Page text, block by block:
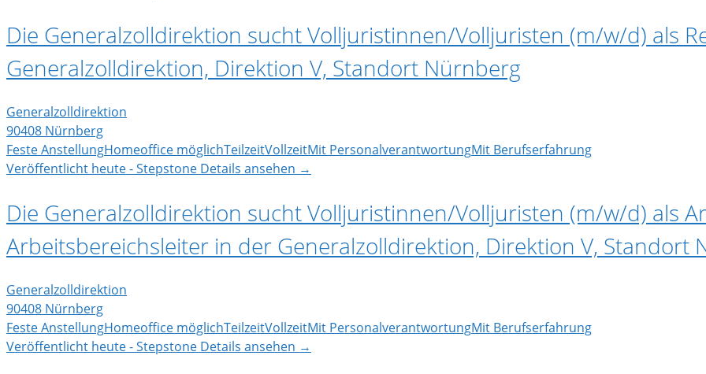
Die Generalzolldirektion sucht Volljuristinnen/Volljuristen (m/w/d) als
Generalzolldirektion, Direktion V, Standort Nürnberg
Generalzolldirektion
90408 Nürnberg
Feste AnstellungHomeoffice möglichTeilzeitVollzeitMit PersonalverantwortungMit Berufserfahrung
Veröffentlicht heute - Stepstone Details ansehen →
Die Generalzolldirektion sucht Volljuristinnen/Volljuristen (m/w/d) als
Arbeitsbereichsleiter in der Generalzolldirektion, Direktion V, Standort
Generalzolldirektion
90408 Nürnberg
Feste AnstellungHomeoffice möglichTeilzeitVollzeitMit PersonalverantwortungMit Berufserfahrung
Veröffentlicht heute - Stepstone Details ansehen →